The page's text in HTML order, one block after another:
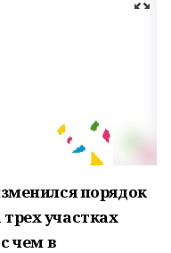
порядок
участках
чем в